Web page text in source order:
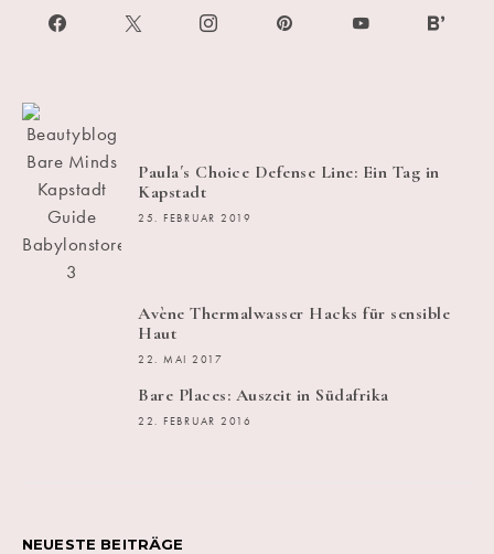
Paula´s Choice Defense Line: Ein Tag in
Kapstadt
25. FEBRUAR 2019
Avène Thermalwasser Hacks für sensible
Haut
22. MAI 2017
Bare Places: Auszeit in Südafrika
22. FEBRUAR 2016
NEUESTE BEITRÄGE